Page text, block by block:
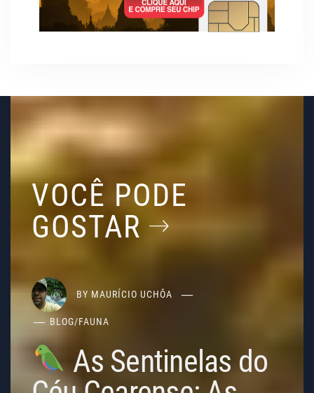
VOCÊ PODE
GOSTAR
BY MAURÍCIO UCHÔA
BLOG/FAUNA
As Sentinelas do